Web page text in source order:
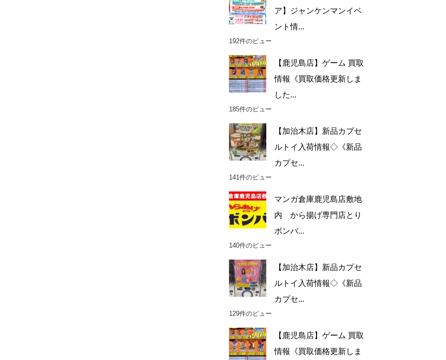
ア】ジャンケンマンイベ
ント情...
192件のビュー
【鹿児島店】ゲーム 買取
情報《買取価格更新しま
した...
185件のビュー
【加治木店】新品カプセ
ルトイ入荷情報◇《新品
カプセ...
141件のビュー
マンガ倉庫鹿児島店敷地
内 から揚げ専門店とり
ボンバ...
140件のビュー
【加治木店】新品カプセ
ルトイ入荷情報◇《新品
カプセ...
129件のビュー
【鹿児島店】ゲーム 買取
情報《買取価格更新しま